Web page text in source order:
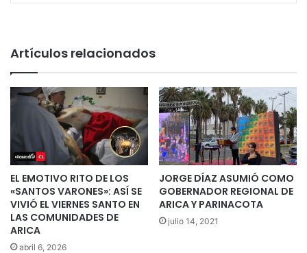
Artículos relacionados
EL EMOTIVO RITO DE LOS
«SANTOS VARONES»: ASÍ SE
VIVIÓ EL VIERNES SANTO EN
LAS COMUNIDADES DE
ARICA
abril 6, 2026
JORGE DÍAZ ASUMIÓ COMO
GOBERNADOR REGIONAL DE
ARICA Y PARINACOTA
julio 14, 2021